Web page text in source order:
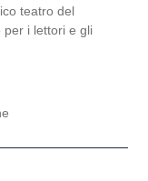
teatro del
per i lettori e gli